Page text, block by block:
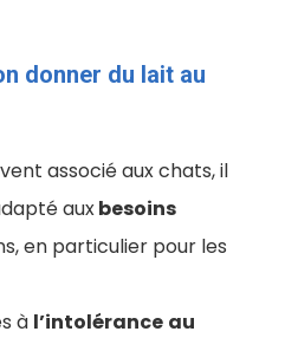
donner du lait au
associé aux chats, il
auxbesoins
en particulier pour les
à l’intolérance au